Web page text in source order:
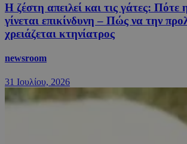
Η ζέστη απειλεί και τις γάτες:
γίνεται επικίνδυνη – Πώς να την
χρειάζεται κτηνίατρος
newsroom
31 Ιουλίου, 2026